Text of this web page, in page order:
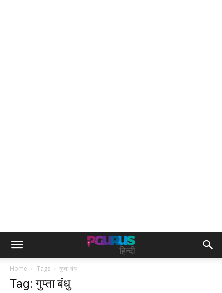
Home Tags गुप्ता बंधु
Tag: गुप्ता बंधु